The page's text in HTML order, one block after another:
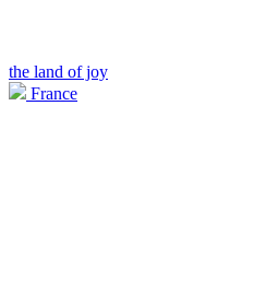
the land of joy
France